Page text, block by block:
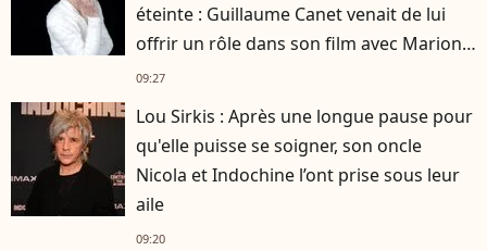
éteinte : Guillaume Canet venait de lui
offrir un rôle dans son film avec Marion
Cotillard
09:27
Lou Sirkis : Après une longue pause pour
qu'elle puisse se soigner, son oncle
Nicola et Indochine l’ont prise sous leur
aile
09:20